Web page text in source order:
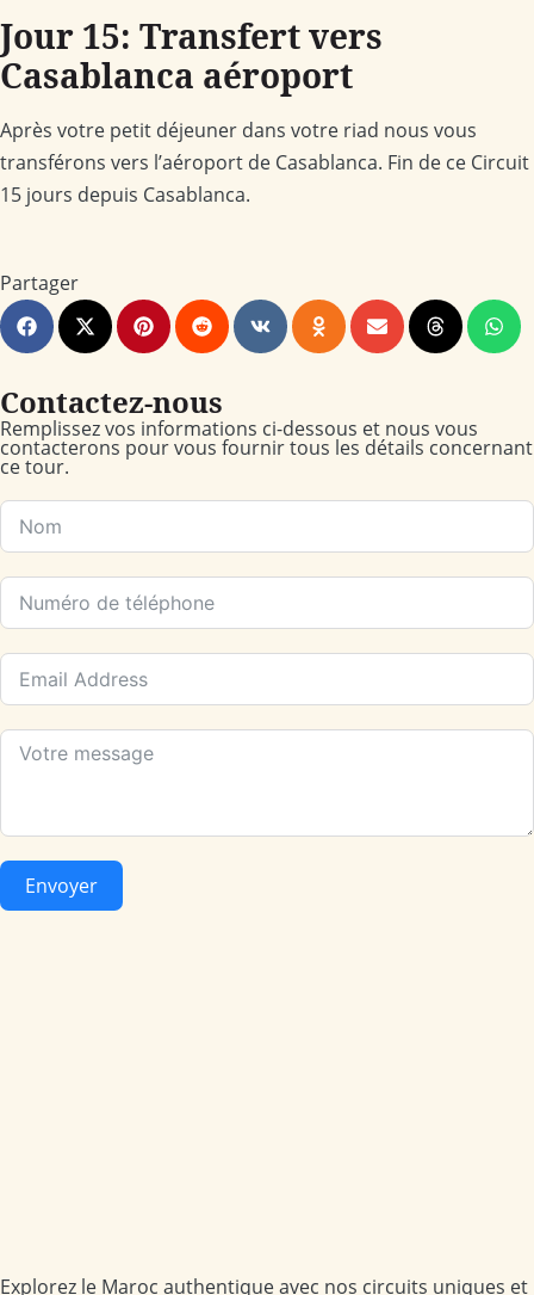
Jour 15: Transfert vers
Casablanca aéroport
Après votre petit déjeuner dans votre riad nous vous
transférons vers l’aéroport de Casablanca. Fin de ce Circuit
15 jours depuis Casablanca.
Partager
Contactez-nous
Remplissez vos informations ci-dessous et nous vous
contacterons pour vous fournir tous les détails concernant
ce tour.
Envoyer
Explorez le Maroc authentique avec nos circuits uniques et